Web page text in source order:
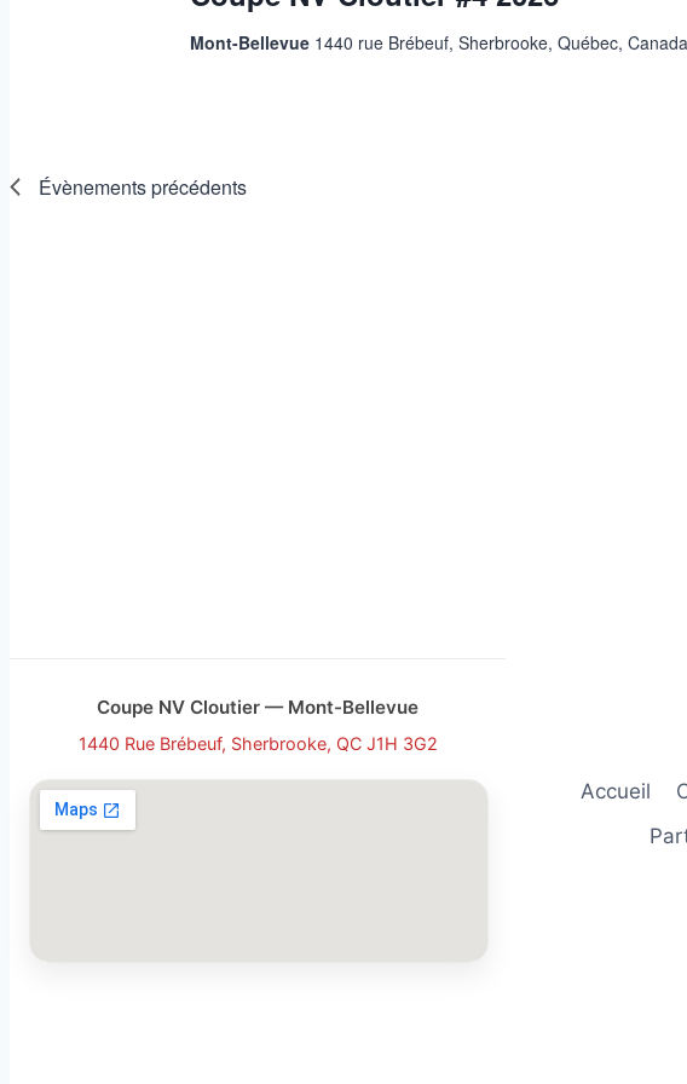
Mont-Bellevue 1440 rue Brébeuf, Sherbrooke, Québec, Canada
Évènementsprécédents
Coupe NV Cloutier — Mont-Bellevue
1440 Rue Brébeuf, Sherbrooke, QC J1H 3G2
Accueil